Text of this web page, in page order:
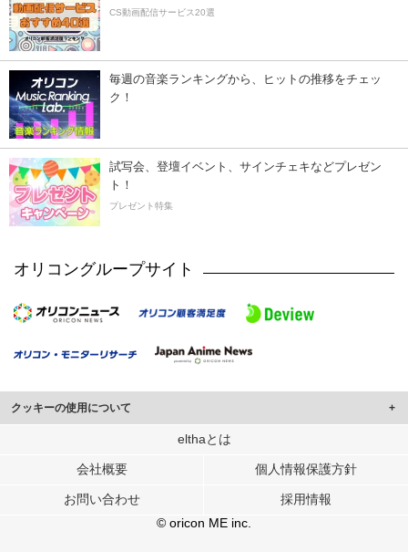
CS動画配信サービス20選
毎週の音楽ランキングから、ヒットの推移をチェッ
ク！
試写会、登壇イベント、サインチェキなどプレゼン
ト！
プレゼント特集
オリコングループサイト
クッキーの使用について
このサイトでは Cookie を使用して、ユーザーに合わせたコンテンツや広告の
行っています。
メディアや広告配信、データ解析の各パートナーに提供しています。
各パートナーは、この情報とユーザーが各パートナーに提供した他の情報や、
ユーザーが各パートナーのサービスを使用したときに収集した他の情報を組み
elthaとは
会社概要 個人情報保護方針
お問い合わせ
採用情報
© oricon ME inc.